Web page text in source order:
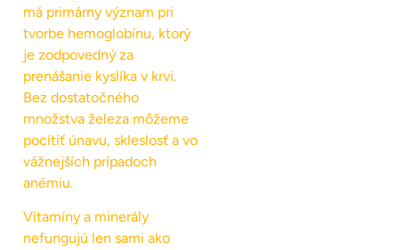
má primárny význam pri
tvorbe hemoglobínu, ktorý
je zodpovedný za
prenášanie kyslíka v krvi.
Bez dostatočného
množstva železa môžeme
pocítiť únavu, skleslosť a vo
vážnejších prípadoch
anémiu.
Vitamíny a minerály
nefungujú len sami ako